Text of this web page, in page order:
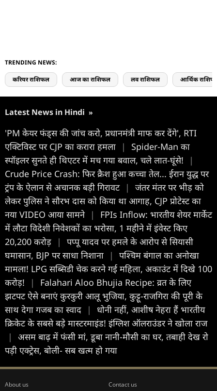
TRENDING NEWS:
करियर राशिफल आज का राशिफल लव राशिफल आर्थिक
Latest News in Hindi »
'PM केयर फंड्स की जांच करो, प्रधानमंत्री माफ कर देंगे', RTI
एक्टिविस्ट पर CJP का करारा हमला
|
Spider-Man का
स्पॉइलर सुनते ही थिएटर में मच गया बवाल, चले लात-घूंसे!
|
Crude Price Crash: फिर क्रैश हुआ कच्चा तेल... ईरान युद्ध पर
ट्रंप के ऐलान से अचानक बड़ी गिरावट |
जंतर मंतर पर भीड़ को
लेकर पुलिस ने सौरभ दास को किया था आगाह, CJP प्रोटेस्ट का
नया VIDEO आया सामने |
FPIs Inflow: भारतीय शेयर मार्केट
में लौटा विदेशी निवेशकों का भरोसा, 1 महीने में इंवेस्ट किए
20,200 करोड़
|
पप्पू यादव पर हमले के आरोप से सियासी
घमासान, BJP पर साधा निशाना
|
पश्चिम बंगाल का अनोखा
मामला! LPG सब्सिडी चेक करने गई महिला, अकाउंट में दिखे 100
करोड़!
|
Falahari Aloo Bhujia Recipe: व्रत के लिए
झटपट ऐसे बनाएं कुरकुरी आलू भुजिया, कुट्टू-राजगिरा की पूरी के
साथ देगा गजब का स्वाद
|
धोनी नहीं, आशीष नेहरा हैं भारतीय
क्रिकेट के सबसे बड़े मास्टरमाइंड! इंग्लिश ऑलराउंडर ने खोला राज
|
असम बाढ़ में फंसी मां, डूबा नानी-मौसी का घर, तबाही देख रो
पड़ी एक्ट्रेस, बोली- सब खत्म हो गया
About us Contact us